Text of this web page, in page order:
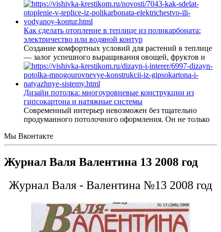
Как сделать отопление в теплице из поликарбоната:
электричество или водяной контур
Создание комфортных условий для растений в теплице
— залог успешного выращивания овощей, фруктов и
Дизайн потолка: многоуровневые конструкции из
гипсокартона и натяжные системы
Современный интерьер невозможен без тщательно
продуманного потолочного оформления. Он не только
Мы Вконтакте
Журнал Валя Валентина 13 2008 год
Журнал Валя - Валентина №13 2008 год